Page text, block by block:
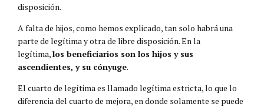
disposición.
A falta de hijos, como hemos explicado, tan solo habrá una
parte de legítima y otra de libre disposición. En la
legítima,los beneficiarios son los hijos y sus
ascendientes, y su cónyuge.
El cuarto de legítima es llamado legítima estricta, lo que lo
diferencia del cuarto de mejora, en donde solamente se puede